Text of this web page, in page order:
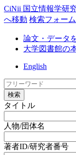
CiNii 国立情報学研
へ移動 検索フォー
論文・データ
大学図書館の
English
検索
タイトル
人物/団体名
著者ID/研究者番号